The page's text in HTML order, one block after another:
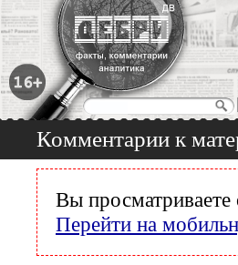
Комментарии к
Вы
Перейти на